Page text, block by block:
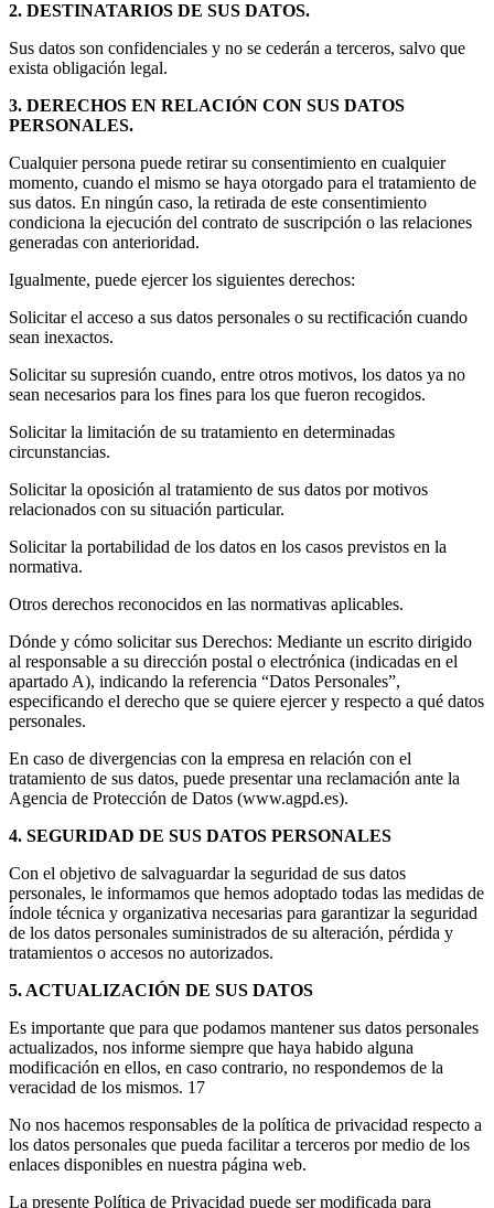
2. DESTINATARIOS DE SUS DATOS.
Sus datos son confidenciales y no se cederán a terceros, salvo que
exista obligación legal.
3. DERECHOS EN RELACIÓN CON SUS DATOS
PERSONALES.
Cualquier persona puede retirar su consentimiento en cualquier
momento, cuando el mismo se haya otorgado para el tratamiento de
sus datos. En ningún caso, la retirada de este consentimiento
condiciona la ejecución del contrato de suscripción o las relaciones
generadas con anterioridad.
Igualmente, puede ejercer los siguientes derechos:
Solicitar el acceso a sus datos personales o su rectificación cuando
sean inexactos.
Solicitar su supresión cuando, entre otros motivos, los datos ya no
sean necesarios para los fines para los que fueron recogidos.
Solicitar la limitación de su tratamiento en determinadas
circunstancias.
Solicitar la oposición al tratamiento de sus datos por motivos
relacionados con su situación particular.
Solicitar la portabilidad de los datos en los casos previstos en la
normativa.
Otros derechos reconocidos en las normativas aplicables.
Dónde y cómo solicitar sus Derechos: Mediante un escrito dirigido
al responsable a su dirección postal o electrónica (indicadas en el
apartado A), indicando la referencia “Datos Personales”,
especificando el derecho que se quiere ejercer y respecto a qué datos
personales.
En caso de divergencias con la empresa en relación con el
tratamiento de sus datos, puede presentar una reclamación ante la
Agencia de Protección de Datos (www.agpd.es).
4. SEGURIDAD DE SUS DATOS PERSONALES
Con el objetivo de salvaguardar la seguridad de sus datos
personales, le informamos que hemos adoptado todas las medidas de
índole técnica y organizativa necesarias para garantizar la seguridad
de los datos personales suministrados de su alteración, pérdida y
tratamientos o accesos no autorizados.
5. ACTUALIZACIÓN DE SUS DATOS
Es importante que para que podamos mantener sus datos personales
actualizados, nos informe siempre que haya habido alguna
modificación en ellos, en caso contrario, no respondemos de la
veracidad de los mismos. 17
No nos hacemos responsables de la política de privacidad respecto a
los datos personales que pueda facilitar a terceros por medio de los
enlaces disponibles en nuestra página web.
La presente Política de Privacidad puede ser modificada para